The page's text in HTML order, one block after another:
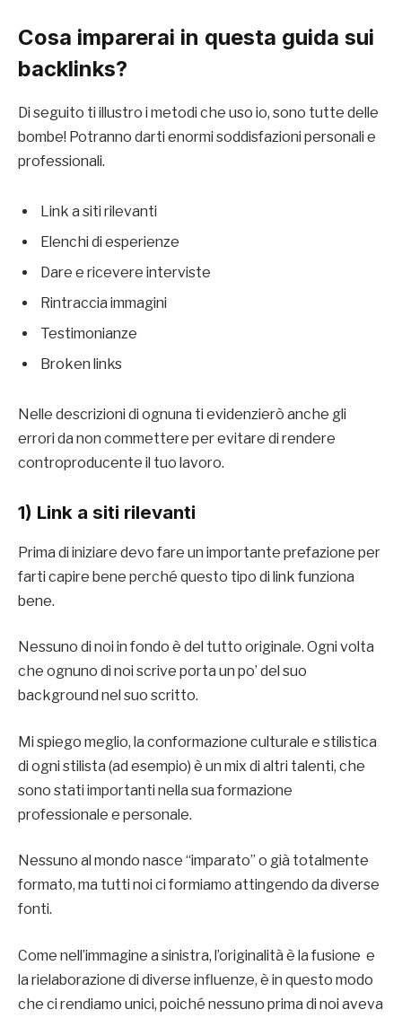
Cosa imparerai in questa guida sui
backlinks?
Di seguito ti illustro i metodi che uso io, sono tutte delle
bombe! Potranno darti enormi soddisfazioni personali e
professionali.
Link a siti rilevanti
Elenchi di esperienze
Dare e ricevere interviste
Rintraccia immagini
Testimonianze
Broken links
Nelle descrizioni di ognuna ti evidenzierò anche gli
errori da non commettere per evitare di rendere
controproducente il tuo lavoro.
1) Link a siti rilevanti
Prima di iniziare devo fare un importante prefazione per
farti capire bene perché questo tipo di link funziona
bene.
Nessuno di noi in fondo è del tutto originale. Ogni volta
che ognuno di noi scrive porta un po’ del suo
background nel suo scritto.
Mi spiego meglio, la conformazione culturale e stilistica
di ogni stilista (ad esempio) è un mix di altri talenti, che
sono stati importanti nella sua formazione
professionale e personale.
Nessuno al mondo nasce “imparato” o già totalmente
formato, ma tutti noi ci formiamo attingendo da diverse
fonti.
Come nell’immagine a sinistra, l’originalità è la fusione e
la rielaborazione di diverse influenze, è in questo modo
che ci rendiamo unici, poiché nessuno prima di noi aveva